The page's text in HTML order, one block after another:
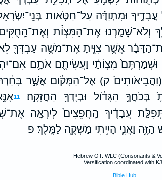
עֲבָדֶ֑יךָ וּמִתְוַדֶּ֗ה עַל־חַטֹּ֤אות
וְלֹא־שָׁמַ֣רְנוּ אֶת־הַמִּצְוֹ֗ת
אֲשֶׁ֥ר צִוִּ֛יתָ אֶת־מֹשֶׁ֥ה עַבְדְּךָ֖
וּשְׁמַרְתֶּם֙ מִצְוֹתַ֔י וַעֲשִׂיתֶ֖ם אֹתָ֑ם
ק) אֶל־הַמָּקֹ֔ום אֲשֶׁ֣ר
הַגָּדֹ֔ול וּבְיָדְךָ֖ הַחֲזָקָֽה׃ 11
עֲבָדֶ֗יךָ הַֽחֲפֵצִים֙ לְיִרְאָ֣ה
וַאֲנִ֛י הָיִ֥יתִי מַשְׁקֶ֖ה לַמֶּֽלֶךְ׃ פ
Hebrew OT: WLC (Consonants &
Versification coordinated with
Bible Hub